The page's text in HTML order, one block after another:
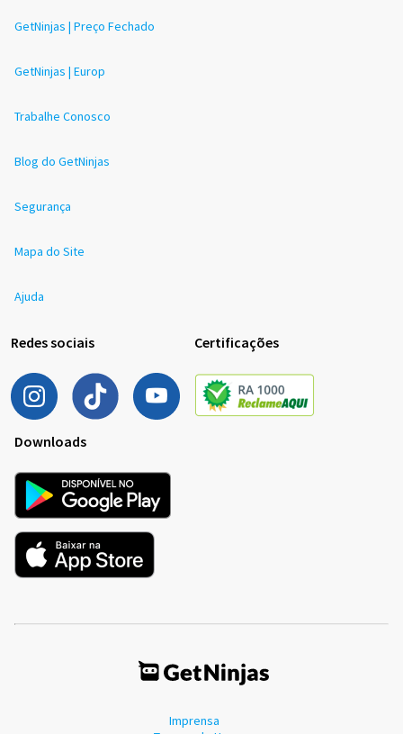
GetNinjas | Preço Fechado
GetNinjas | Europ
Trabalhe Conosco
Blog do GetNinjas
Segurança
Mapa do Site
Ajuda
Redes sociais Certificações
Downloads
Imprensa